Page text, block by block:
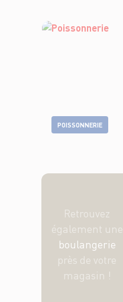
POISSONNERIE
Retrouvez
également une
boulangerie
près de votre
magasin !